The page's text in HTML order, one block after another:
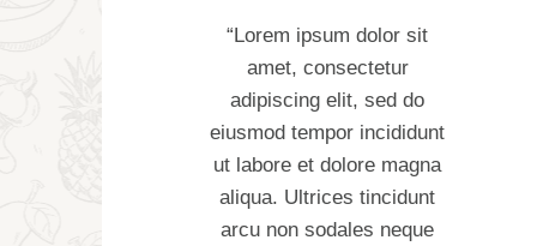
“Lorem ipsum dolor sit
amet, consectetur
adipiscing elit, sed do
eiusmod tempor incididunt
ut labore et dolore magna
aliqua. Ultrices tincidunt
arcu non sodales neque